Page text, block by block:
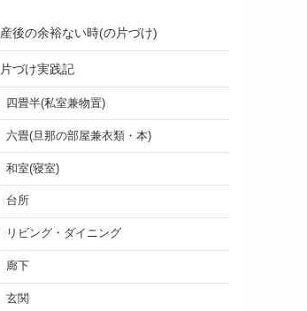
産後の余裕ない時(の片づけ)
片づけ実践記
四畳半(私室兼物置)
六畳(旦那の部屋兼衣類・本)
和室(寝室)
台所
リビング・ダイニング
廊下
玄関